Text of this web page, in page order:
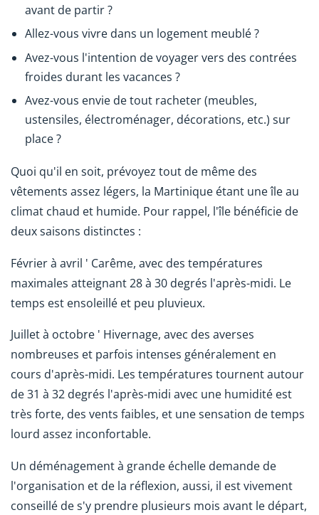
avant de partir ?
Allez-vous vivre dans un logement meublé ?
Avez-vous l'intention de voyager vers des contrées
froides durant les vacances ?
Avez-vous envie de tout racheter (meubles,
ustensiles, électroménager, décorations, etc.) sur
place ?
Quoi qu'il en soit, prévoyez tout de même des
vêtements assez légers, la Martinique étant une île au
climat chaud et humide. Pour rappel, l'île bénéficie de
deux saisons distinctes :
Février à avril ' Carême, avec des températures
maximales atteignant 28 à 30 degrés l'après-midi. Le
temps est ensoleillé et peu pluvieux.
Juillet à octobre ' Hivernage, avec des averses
nombreuses et parfois intenses généralement en
cours d'après-midi. Les températures tournent autour
de 31 à 32 degrés l'après-midi avec une humidité est
très forte, des vents faibles, et une sensation de temps
lourd assez inconfortable.
Un déménagement à grande échelle demande de
l'organisation et de la réflexion, aussi, il est vivement
conseillé de s'y prendre plusieurs mois avant le départ,